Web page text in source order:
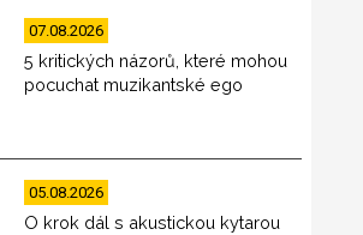
07.08.2026
5 kritických názorů, které mohou
pocuchat muzikantské ego
05.08.2026
O krok dál s akustickou kytarou